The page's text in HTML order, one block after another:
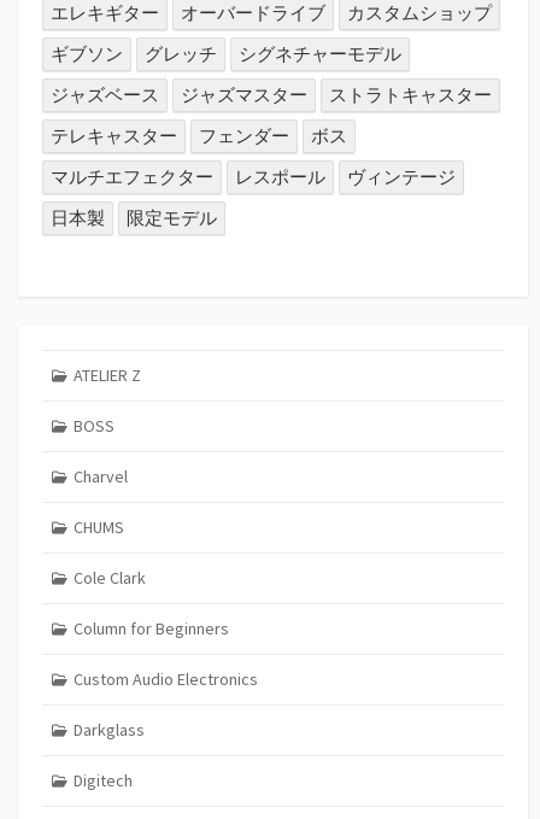
エレキギター
オーバードライブ
カスタムショップ
ギブソン
グレッチ
シグネチャーモデル
ジャズベース
ジャズマスター
ストラトキャスター
テレキャスター
フェンダー
ボス
マルチエフェクター
レスポール
ヴィンテージ
日本製
限定モデル
ATELIER Z
BOSS
Charvel
CHUMS
Cole Clark
Column for Beginners
Custom Audio Electronics
Darkglass
Digitech